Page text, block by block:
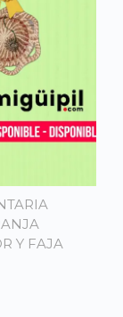
Y FAJA